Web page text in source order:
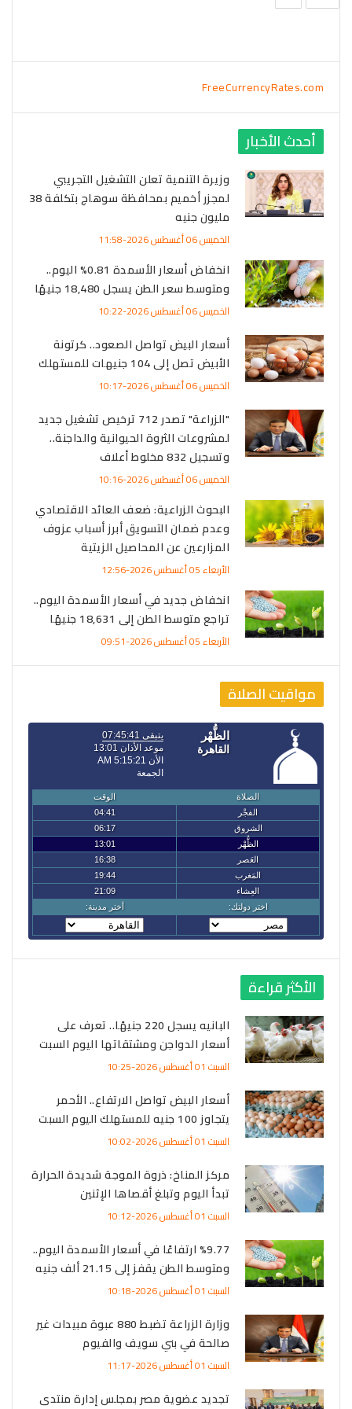
FreeCurrencyRates.com
أحدث الأخبار
وزيرة التنمية تعلن التشغيل التجريبي
لمجزر أخميم بمحافظة سوهاج بتكلفة 38
مليون جنيه
الخميس 06 أغسطس 2026-11:58
انخفاض أسعار الأسمدة 0.81% اليوم..
ومتوسط سعر الطن يسجل 18,480 جنيهًا
الخميس 06 أغسطس 2026-10:22
أسعار البيض تواصل الصعود.. كرتونة
الأبيض تصل إلى 104 جنيهات للمستهلك
الخميس 06 أغسطس 2026-10:17
"الزراعة" تصدر 712 ترخيص تشغيل جديد
لمشروعات الثروة الحيوانية والداجنة..
وتسجيل 832 مخلوط أعلاف
الخميس 06 أغسطس 2026-10:16
البحوث الزراعية: ضعف العائد الاقتصادي
وعدم ضمان التسويق أبرز أسباب عزوف
المزارعين عن المحاصيل الزيتية
الأربعاء 05 أغسطس 2026-12:56
انخفاض جديد في أسعار الأسمدة اليوم..
تراجع متوسط الطن إلى 18,631 جنيهًا
الأربعاء 05 أغسطس 2026-09:51
مواقيت الصلاة
الأكثر قراءة
البانيه يسجل 220 جنيهًا.. تعرف على
أسعار الدواجن ومشتقاتها اليوم السبت
السبت 01 أغسطس 2026-10:25
أسعار البيض تواصل الارتفاع.. الأحمر
يتجاوز 100 جنيه للمستهلك اليوم السبت
السبت 01 أغسطس 2026-10:02
مركز المناخ: ذروة الموجة شديدة الحرارة
تبدأ اليوم وتبلغ أقصاها الإثنين
السبت 01 أغسطس 2026-10:12
%9.77 ارتفاعًا في أسعار الأسمدة اليوم..
ومتوسط الطن يقفز إلى 21.15 ألف جنيه
السبت 01 أغسطس 2026-10:18
وزارة الزراعة تضبط 880 عبوة مبيدات غير
صالحة في بني سويف والفيوم
السبت 01 أغسطس 2026-11:17
تجديد عضوية مصر بمجلس إدارة منتدى